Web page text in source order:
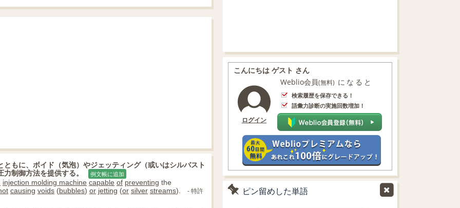
もに、ボイド（気泡）やジェッティング（或いはシルバスト
制御方法を提供する。
例文帳に追加
injection molding machine capable of preventing the
causing voids (bubbles) or jetting (or silver streams). - 特許
こんにちは ゲスト さん
ログイン
Weblio会員(無料) になると
検索履歴を保存できる！
語彙力診断の実施回数増加！
ピン留めした単語